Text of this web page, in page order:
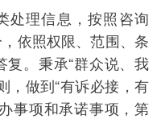
理信息，按照咨询
依照权限、范围、条
。秉承“群众说、我
，做到“有诉必接，有
事项和承诺事项，第